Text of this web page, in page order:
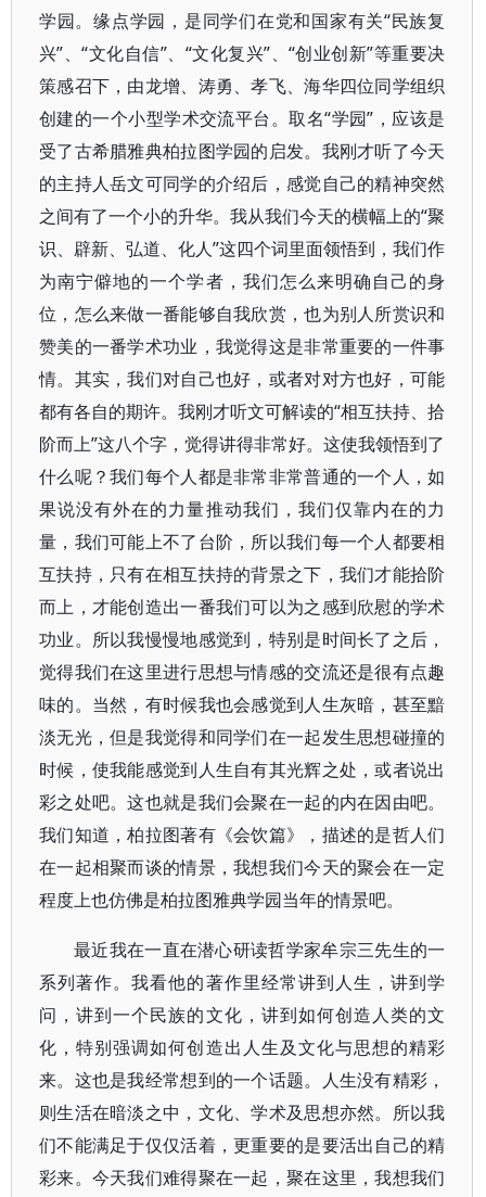
学园。缘点学园，是同学们在党和国家有关“民族复
兴”、“文化自信”、“文化复兴”、“创业创新”等重要决
策感召下，由龙增、涛勇、孝飞、海华四位同学组织
创建的一个小型学术交流平台。取名“学园”，应该是
受了古希腊雅典柏拉图学园的启发。我刚才听了今天
的主持人岳文可同学的介绍后，感觉自己的精神突然
之间有了一个小的升华。我从我们今天的横幅上的“聚
识、辟新、弘道、化人”这四个词里面领悟到，我们作
为南宁僻地的一个学者，我们怎么来明确自己的身
位，怎么来做一番能够自我欣赏，也为别人所赏识和
赞美的一番学术功业，我觉得这是非常重要的一件事
情。其实，我们对自己也好，或者对对方也好，可能
都有各自的期许。我刚才听文可解读的“相互扶持、拾
阶而上”这八个字，觉得讲得非常好。这使我领悟到了
什么呢？我们每个人都是非常非常普通的一个人，如
果说没有外在的力量推动我们，我们仅靠内在的力
量，我们可能上不了台阶，所以我们每一个人都要相
互扶持，只有在相互扶持的背景之下，我们才能拾阶
而上，才能创造出一番我们可以为之感到欣慰的学术
功业。所以我慢慢地感觉到，特别是时间长了之后，
觉得我们在这里进行思想与情感的交流还是很有点趣
味的。当然，有时候我也会感觉到人生灰暗，甚至黯
淡无光，但是我觉得和同学们在一起发生思想碰撞的
时候，使我能感觉到人生自有其光辉之处，或者说出
彩之处吧。这也就是我们会聚在一起的内在因由吧。
我们知道，柏拉图著有《会饮篇》，描述的是哲人们
在一起相聚而谈的情景，我想我们今天的聚会在一定
程度上也仿佛是柏拉图雅典学园当年的情景吧。
最近我在一直在潜心研读哲学家牟宗三先生的一
系列著作。我看他的著作里经常讲到人生，讲到学
问，讲到一个民族的文化，讲到如何创造人类的文
化，特别强调如何创造出人生及文化与思想的精彩
来。这也是我经常想到的一个话题。人生没有精彩，
则生活在暗淡之中，文化、学术及思想亦然。所以我
们不能满足于仅仅活着，更重要的是要活出自己的精
彩来。今天我们难得聚在一起，聚在这里，我想我们